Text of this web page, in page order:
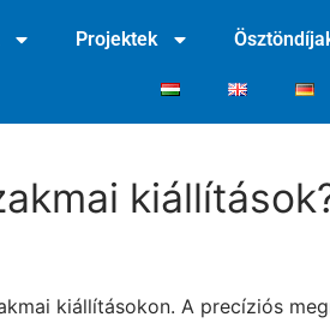
Projektek
kiállításokon. A precíziós